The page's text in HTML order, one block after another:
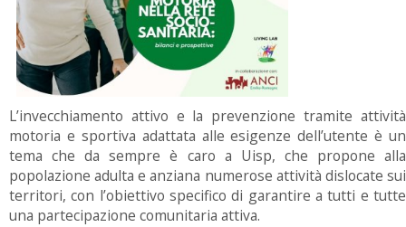
L’invecchiamento attivo e la prevenzione tramite attività
motoria e sportiva adattata alle esigenze dell’utente è un
tema che da sempre è caro a Uisp, che propone alla
popolazione adulta e anziana numerose attività dislocate sui
territori, con l’obiettivo specifico di garantire a tutti e tutte
una partecipazione comunitaria attiva.